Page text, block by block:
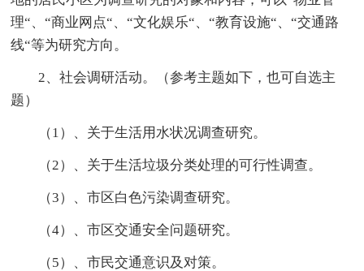
理“、“商业网点“、“文化娱乐“、“教育设施“、“交通路
线“等为研究方向。
2、社会调研活动。（参考主题如下，也可自选主
题）
（1）、关于生活用水状况调查研究。
（2）、关于生活垃圾分类处理的可行性调查。
（3）、市区白色污染调查研究。
（4）、市区交通安全问题研究。
（5）、市民交通意识及对策。